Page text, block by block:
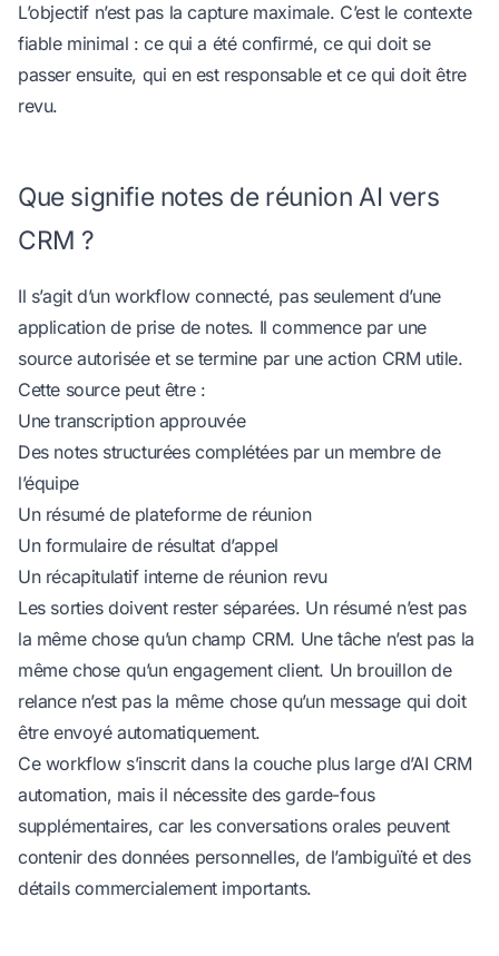
L’objectif n’est pas la capture maximale. C’est le contexte
fiable minimal : ce qui a été confirmé, ce qui doit se
passer ensuite, qui en est responsable et ce qui doit être
revu.
Que signifie notes de réunion AI vers
CRM ?
Il s’agit d’un workflow connecté, pas seulement d’une
application de prise de notes. Il commence par une
source autorisée et se termine par une action CRM utile.
Cette source peut être :
Une transcription approuvée
Des notes structurées complétées par un membre de
l’équipe
Un résumé de plateforme de réunion
Un formulaire de résultat d’appel
Un récapitulatif interne de réunion revu
Les sorties doivent rester séparées. Un résumé n’est pas
la même chose qu’un champ CRM. Une tâche n’est pas la
même chose qu’un engagement client. Un brouillon de
relance n’est pas la même chose qu’un message qui doit
être envoyé automatiquement.
Ce workflow s’inscrit dans la couche plus large d’AI CRM
automation, mais il nécessite des garde-fous
supplémentaires, car les conversations orales peuvent
contenir des données personnelles, de l’ambiguïté et des
détails commercialement importants.